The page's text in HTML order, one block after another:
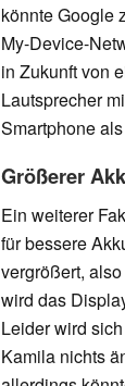
könnte Google
My-Device-
in Zukunft von
Lautsprecher
Smartphone
Größerer
Ein weiterer
für bessere
vergrößert,
wird das
Leider wird
Kamila nichts